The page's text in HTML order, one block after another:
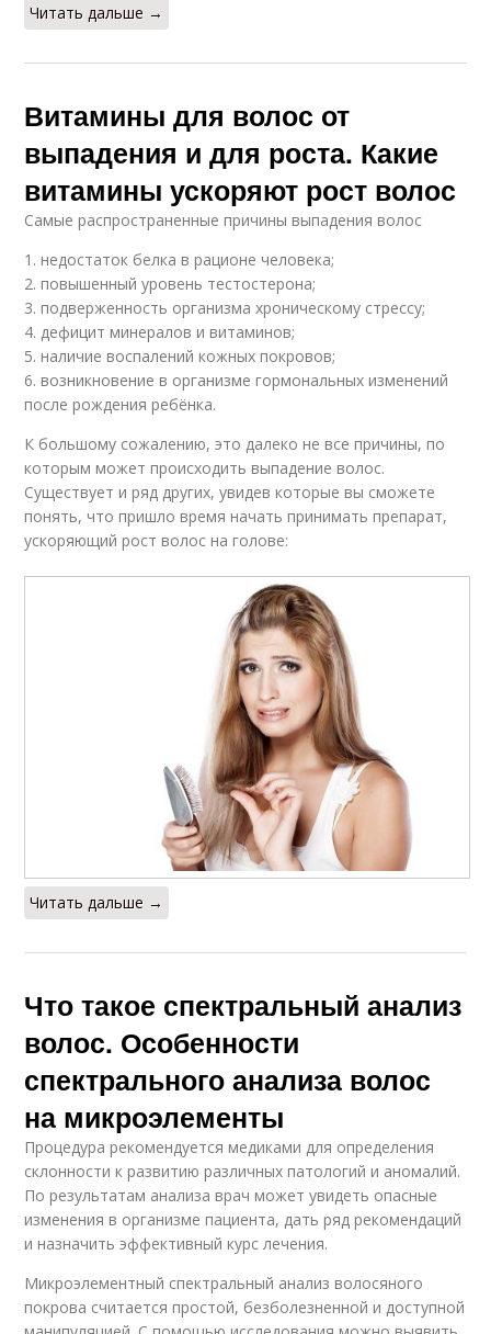
Читать дальше →
Витамины для волос от
выпадения и для роста. Какие
витамины ускоряют рост волос
Самые распространенные причины выпадения волос
1. недостаток белка в рационе человека;
2. повышенный уровень тестостерона;
3. подверженность организма хроническому стрессу;
4. дефицит минералов и витаминов;
5. наличие воспалений кожных покровов;
6. возникновение в организме гормональных изменений
после рождения ребёнка.
К большому сожалению, это далеко не все причины, по
которым может происходить выпадение волос.
Существует и ряд других, увидев которые вы сможете
понять, что пришло время начать принимать препарат,
ускоряющий рост волос на голове:
Читать дальше →
Что такое спектральный анализ
волос. Особенности
спектрального анализа волос
на микроэлементы
Процедура рекомендуется медиками для определения
склонности к развитию различных патологий и аномалий.
По результатам анализа врач может увидеть опасные
изменения в организме пациента, дать ряд рекомендаций
и назначить эффективный курс лечения.
Микроэлементный спектральный анализ волосяного
покрова считается простой, безболезненной и доступной